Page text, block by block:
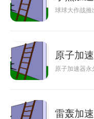
球球大作战推
原子加
原子加速器
雷轰加